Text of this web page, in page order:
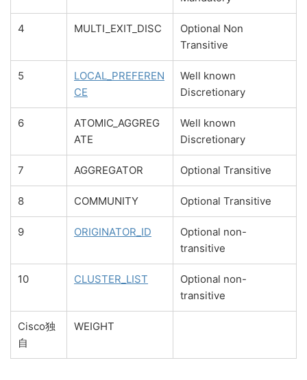
4 MULTI_EXIT_DISC
Optional Non
Transitive
5
LOCAL_PREFEREN
CE
Well known
Discretionary
6
ATOMIC_AGGREG
ATE
Well known
Discretionary
7 AGGREGATOR Optional Transitive
8 COMMUNITY Optional Transitive
9 ORIGINATOR_ID
Optional non-
transitive
10 CLUSTER_LIST
Optional non-
transitive
Cisco独
自
WEIGHT